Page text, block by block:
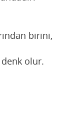
birini,
olur.